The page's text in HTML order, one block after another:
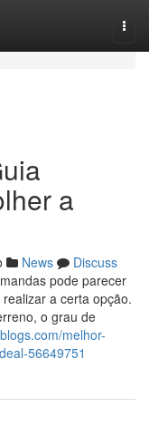
a
News
Discuss
pode parecer
a certa opção.
o grau de
melhor-
56649751